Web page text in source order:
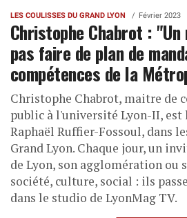
LES COULISSES DU GRAND LYON Février 2023
Christophe Chabrot :
pas faire de plan de
compétences de la
Christophe Chabrot, maitre de
public à l'université Lyon-II,
Raphaël Ruffier-Fossoul, dans
Grand Lyon. Chaque jour, un
de Lyon, son agglomération ou
société, culture, social : ils
dans le studio de LyonMag TV.